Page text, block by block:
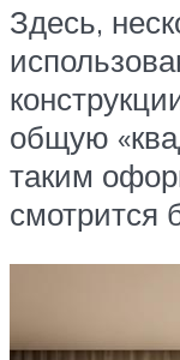
Здесь,
общую
таким
смотрится